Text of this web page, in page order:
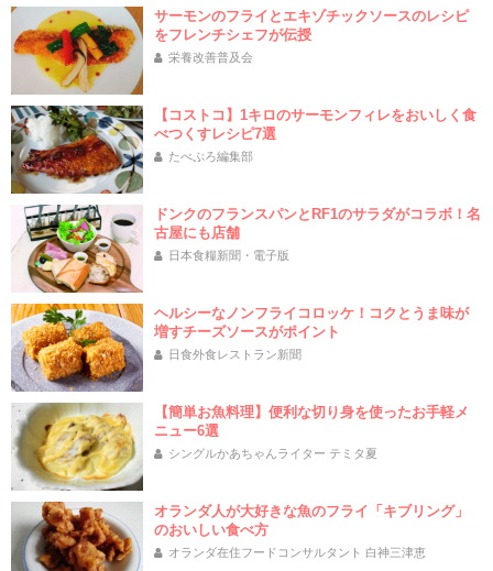
サーモンのフライとエキゾチックソースのレシピ
をフレンチシェフが伝授
栄養改善普及会
【コストコ】1キロのサーモンフィレをおいしく食
べつくすレシピ7選
たべぷろ編集部
ドンクのフランスパンとRF1のサラダがコラボ！名
古屋にも店舗
日本食糧新聞・電子版
ヘルシーなノンフライコロッケ！コクとうま味が
増すチーズソースがポイント
日食外食レストラン新聞
【簡単お魚料理】便利な切り身を使ったお手軽メ
ニュー6選
シングルかあちゃんライター テミタ夏
オランダ人が大好きな魚のフライ「キブリング」
のおいしい食べ方
オランダ在住フードコンサルタント 白神三津恵